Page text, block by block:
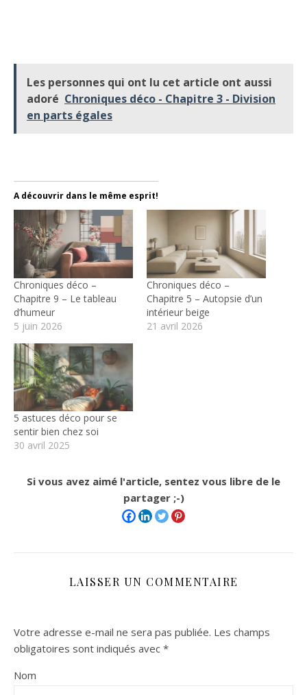
Les personnes qui ont lu cet article ont aussi
adoré Chroniques déco - Chapitre 3 - Division
en parts égales
A découvrir dans le même esprit!
Chroniques déco –
Chapitre 9 – Le tableau
d’humeur
5 juin 2026
Chroniques déco –
Chapitre 5 – Autopsie d’un
intérieur beige
21 avril 2026
5 astuces déco pour se
sentir bien chez soi
30 avril 2025
Si vous avez aimé l'article, sentez vous libre de le
partager ;-)
LAISSER UN COMMENTAIRE
Votre adresse e-mail ne sera pas publiée. Les champs
obligatoires sont indiqués avec *
Nom